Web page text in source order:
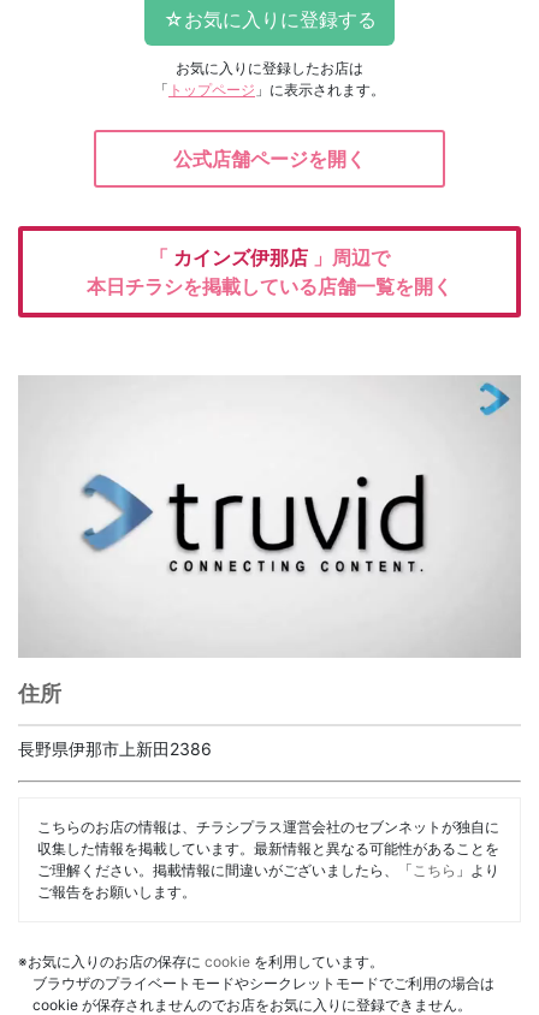
お気に入りに登録したお店は
「 トップページ 」に表示されます。
公式店舗ページを開く
「 カインズ伊那店 」周辺で
本日チラシを掲載している店舗一覧を開く
住所
長野県伊那市上新田2386
こちらのお店の情報は、チラシプラス運営会社のセブンネットが独自に
収集した情報を掲載しています。最新情報と異なる可能性があることを
ご理解ください。掲載情報に間違いがございましたら、「 こちら 」より
ご報告をお願いします。
※お気に入りのお店の保存に cookie を利用しています。
ブラウザのプライベートモードやシークレットモードでご利用の場合は
cookie が保存されませんのでお店をお気に入りに登録できません。